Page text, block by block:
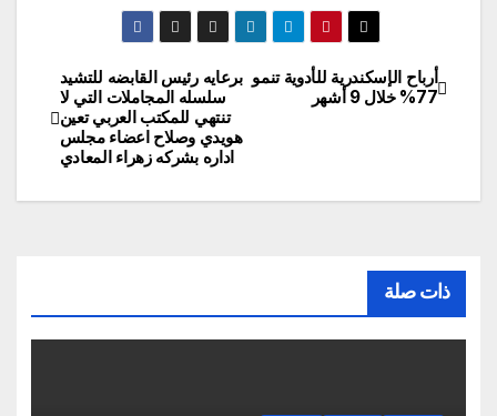
تصفّح
برعايه رئيس القابضه للتشيد
سلسله المجاملات التي لا
تنتهي للمكتب العربي تعين
هويدي وصلاح اعضاء مجلس
اداره بشركه زهراء المعادي
أرباح الإسكندرية للأدوية تنمو
77% خلال 9 أشهر
ذات صلة